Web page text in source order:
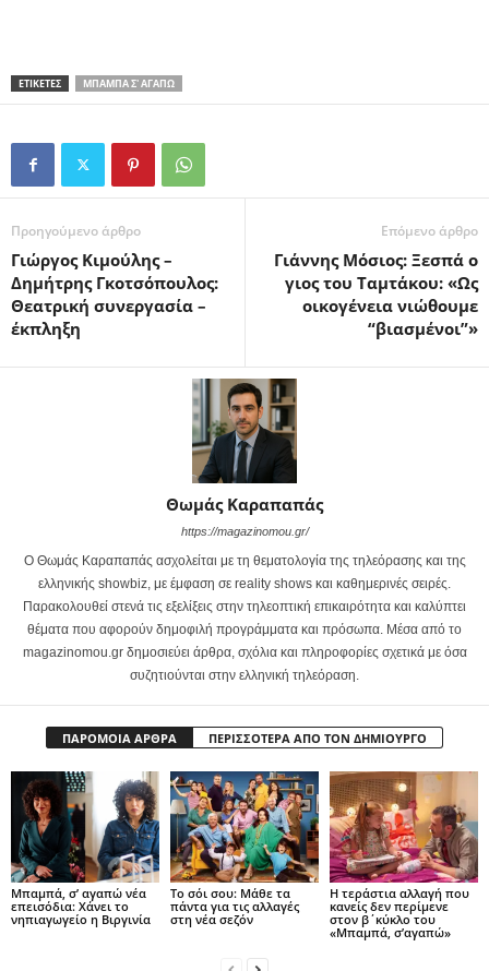
ΕΤΙΚΕΤΕΣ ΜΠΑΜΠΆ Σ' ΑΓΑΠΏ
Προηγούμενο άρθρο
Γιώργος Κιμούλης –
Δημήτρης Γκοτσόπουλος:
Θεατρική συνεργασία –
έκπληξη
Επόμενο άρθρο
Γιάννης Μόσιος: Ξεσπά ο
γιος του Ταμτάκου: «Ως
οικογένεια νιώθουμε
“βιασμένοι”»
Θωμάς Καραπαπάς
https://magazinomou.gr/
Ο Θωμάς Καραπαπάς ασχολείται με τη θεματολογία της τηλεόρασης και της
ελληνικής showbiz, με έμφαση σε reality shows και καθημερινές σειρές.
Παρακολουθεί στενά τις εξελίξεις στην τηλεοπτική επικαιρότητα και καλύπτει
θέματα που αφορούν δημοφιλή προγράμματα και πρόσωπα. Μέσα από το
magazinomou.gr δημοσιεύει άρθρα, σχόλια και πληροφορίες σχετικά με όσα
συζητιούνται στην ελληνική τηλεόραση.
ΠΑΡΟΜΟΙΑ ΑΡΘΡΑ ΠΕΡΙΣΣΟΤΕΡΑ ΑΠΟ ΤΟΝ ΔΗΜΙΟΥΡΓΟ
Μπαμπά, σ’ αγαπώ νέα
επεισόδια: Χάνει το
νηπιαγωγείο η Βιργινία
Το σόι σου: Μάθε τα
πάντα για τις αλλαγές
στη νέα σεζόν
Η τεράστια αλλαγή που
κανείς δεν περίμενε
στον β΄κύκλο του
«Μπαμπά, σ’αγαπώ»